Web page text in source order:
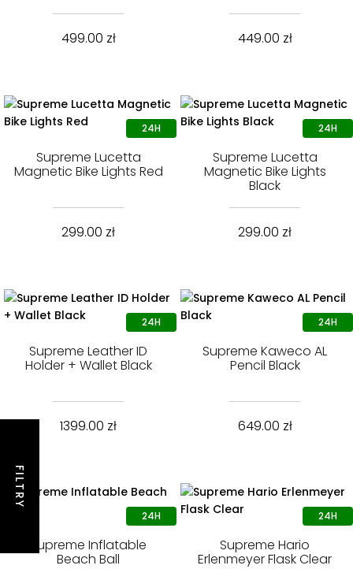
499.00 zł 449.00 zł
Supreme Lucetta
Magnetic Bike Lights Red
299.00 zł
Supreme Lucetta
Magnetic Bike Lights
Black
299.00 zł
Supreme Leather ID
Holder + Wallet Black
1399.00 zł
Supreme Kaweco AL
Pencil Black
649.00 zł
Supreme Inflatable
Beach Ball
Supreme Hario
Erlenmeyer Flask Clear
FILTRY